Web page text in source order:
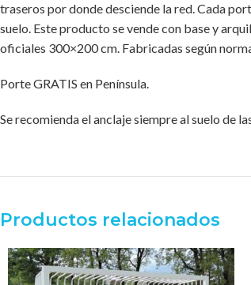
traseros por donde desciende la red. Cada
suelo. Este producto se vende con base y
oficiales 300×200 cm. Fabricadas según
Porte GRATIS en Península.
Se recomienda el anclaje siempre al suelo de
Productos relacionados